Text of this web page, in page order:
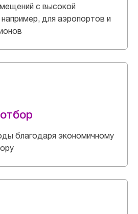
с высокой
для аэропортов и
благодаря экономичному